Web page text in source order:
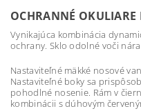
OCHRANNÉ OKULIARE
Vynikajúca kombinácia
ochrany. Sklo odolné voči
Nastaviteľné mäkké nosové
Nastaviteľné boky sa
pohodlné nosenie. Rám v
kombinácii s dúhovým